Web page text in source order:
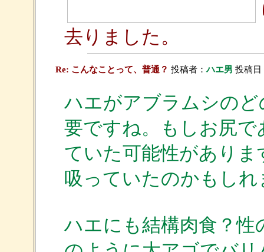
去りました。
Re: こんなことって、普通？ 投稿者：ハエ男 投稿日
ハエがアブラムシの
要ですね。もしお尻
ていた可能性があり
吸っていたのかもしれ
ハエにも結構肉食？